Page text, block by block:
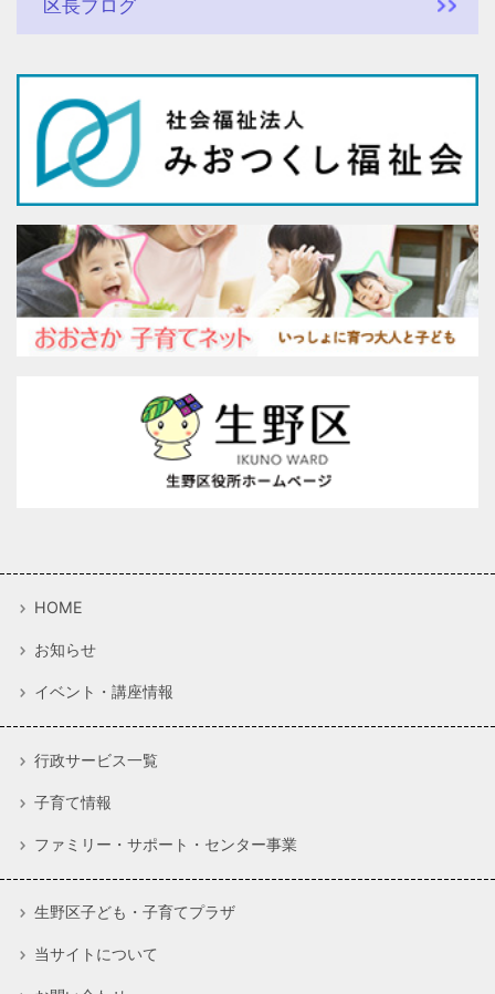
区長ブログ
HOME
お知らせ
イベント・講座情報
行政サービス一覧
子育て情報
ファミリー・サポート・センター事業
生野区子ども・子育てプラザ
当サイトについて